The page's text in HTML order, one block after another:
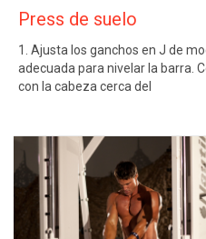
Press de suelo
1. Ajusta los ganchos en J de
adecuada para nivelar la barra.
con la cabeza cerca del